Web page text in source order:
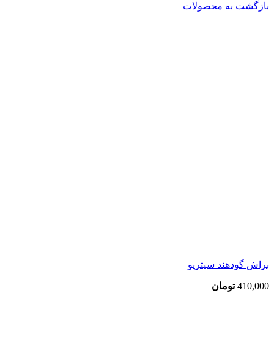
بازگشت به محصولات
براش گودهند سیتریو
410,000 تومان